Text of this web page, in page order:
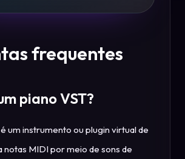
frequentes
piano VST?
um instrumento ou plugin virtual de
notas MIDI por meio de sons de